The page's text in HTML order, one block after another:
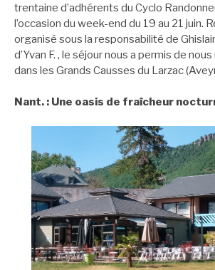
trentaine d’adhérents du Cyclo
l’occasion du week-end du 19 au 21 juin.
organisé sous la responsabilité de
d’Yvan F. , le séjour nous a permis de
dans les Grands Causses du Larzac
Nant. : Une oasis de fraîcheur